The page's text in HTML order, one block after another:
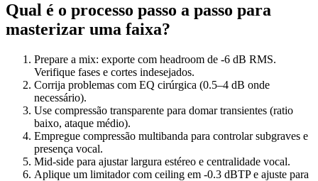
Qual é o processo passo a passo para
masterizar uma faixa?
Prepare a mix: exporte com headroom de -6 dB RMS.
Verifique fases e cortes indesejados.
Corrija problemas com EQ cirúrgica (0.5–4 dB onde
necessário).
Use compressão transparente para domar transientes (ratio
baixo, ataque médio).
Empregue compressão multibanda para controlar subgraves e
presença vocal.
Mid-side para ajustar largura estéreo e centralidade vocal.
Aplique um limitador com ceiling em -0.3 dBTP e ajuste para